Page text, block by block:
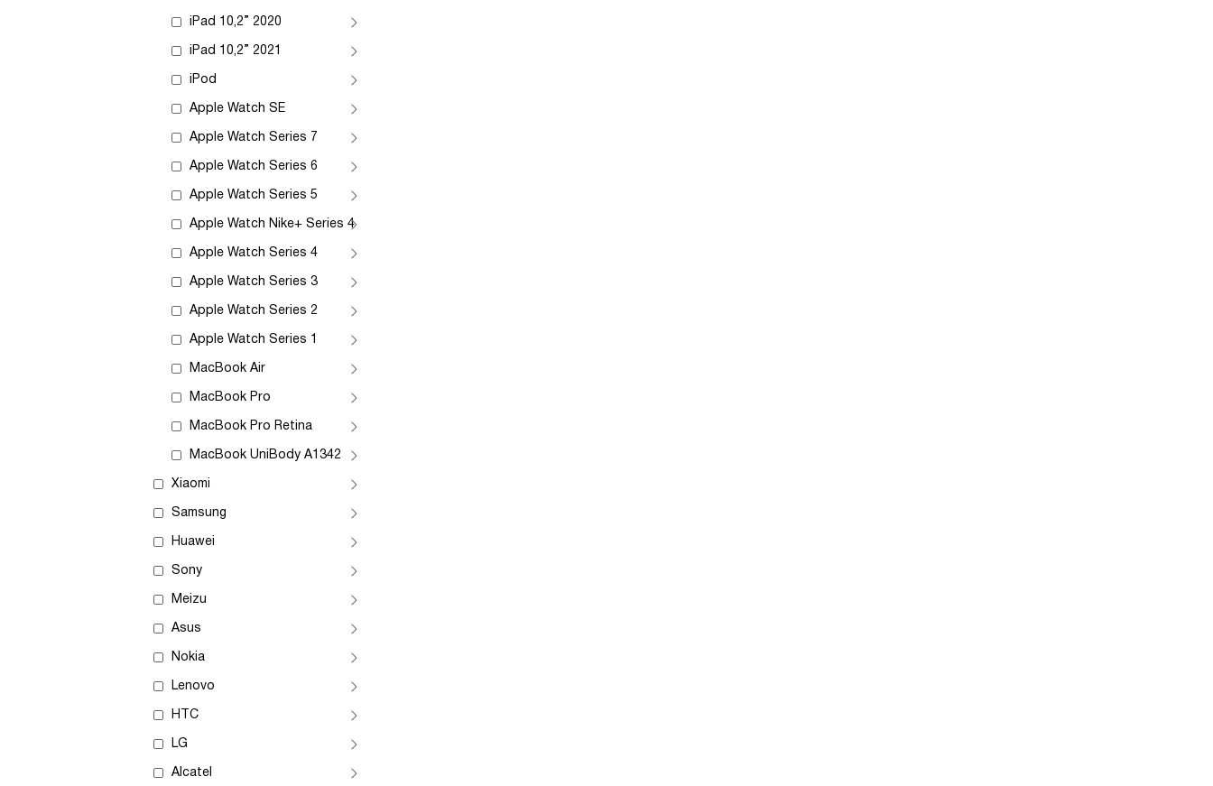
iPad 10,2” 2020
iPad 10,2” 2021
iPod
Apple Watch SE
Apple Watch Series 7
Apple Watch Series 6
Apple Watch Series 5
Apple Watch Nike+ Series 4
Apple Watch Series 4
Apple Watch Series 3
Apple Watch Series 2
Apple Watch Series 1
MacBook Air
MacBook Pro
MacBook Pro Retina
MacBook UniBody A1342
Xiaomi
Samsung
Huawei
Sony
Meizu
Asus
Nokia
Lenovo
HTC
LG
Alcatel